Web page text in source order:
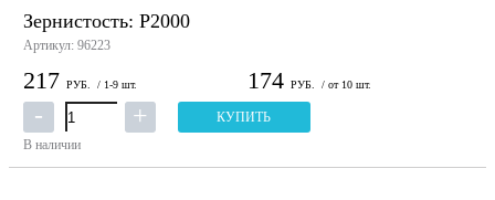
Зернистость: P2000
Артикул: 96223
217 РУБ. / 1-9 шт. 174 РУБ. / от 10 шт.
КУПИТЬ
В наличии